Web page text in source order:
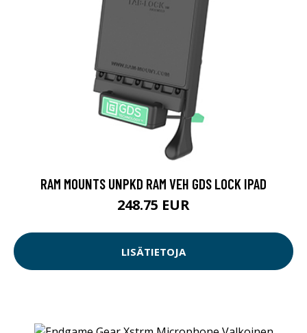
RAM MOUNTS UNPKD RAM VEH GDS LOCK IPAD
248.75 EUR
LISÄTIETOJA